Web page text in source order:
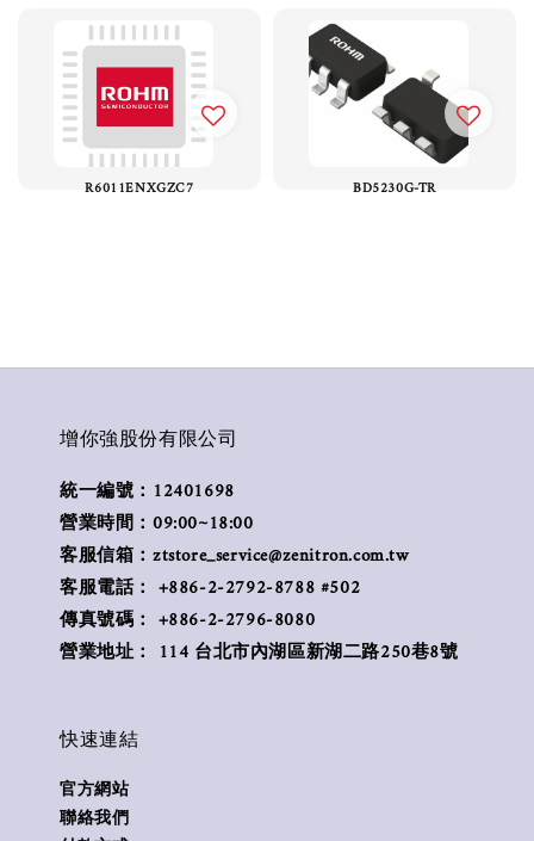
R6011ENXGZC7 BD5230G-TR
增你強股份有限公司
統一編號：12401698
營業時間：09:00~18:00
客服信箱：ztstore_service@zenitron.com.tw
客服電話： +886-2-2792-8788 #502
傳真號碼： +886-2-2796-8080
營業地址： 114 台北市內湖區新湖二路250巷8號
快速連結
官方網站
聯絡我們